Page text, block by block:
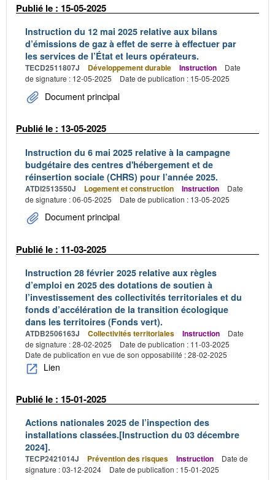
Publié le : 15-05-2025
Instruction du 12 mai 2025 relative aux bilans
d’émissions de gaz à effet de serre à effectuer par
les services de l’État et leurs opérateurs.
TECD2511807J Développement durable Instruction
Date
de signature : 12-05-2025
Date de publication : 15-05-2025
Document principal
Publié le : 13-05-2025
Instruction du 6 mai 2025 relative à la campagne
budgétaire des centres d'hébergement et de
réinsertion sociale (CHRS) pour l’année 2025.
ATDI2513550J Logement et construction Instruction
Date
de signature : 06-05-2025
Date de publication : 13-05-2025
Document principal
Publié le : 11-03-2025
Instruction 28 février 2025 relative aux règles
d’emploi en 2025 des dotations de soutien à
l’investissement des collectivités territoriales et du
fonds d’accélération de la transition écologique
dans les territoires (Fonds vert).
ATDB2506163J Collectivités territoriales Instruction
Date
de signature : 28-02-2025
Date de publication : 11-03-2025
Date de publication en vue de son opposabilité : 28-02-2025
Lien
Publié le : 15-01-2025
Actions nationales 2025 de l’inspection des
installations classées.[Instruction du 03 décembre
2024].
TECP2421014J Prévention des risques Instruction
Date de
signature : 03-12-2024
Date de publication : 15-01-2025